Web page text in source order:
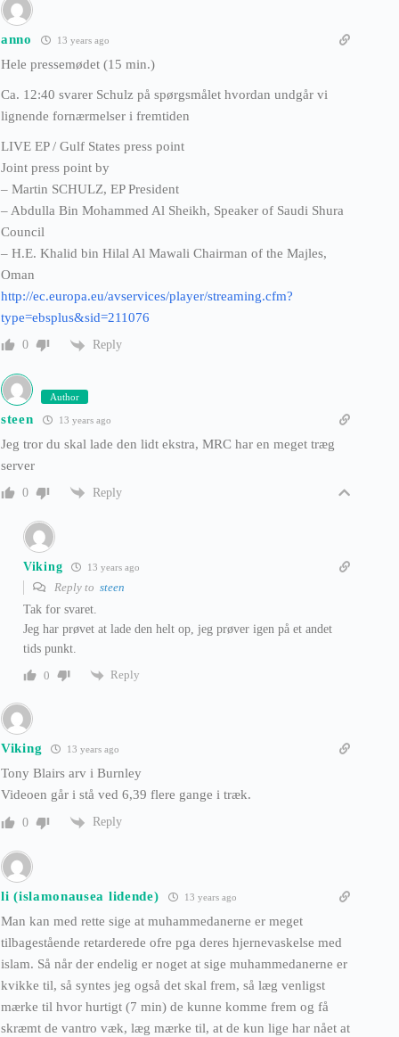
anno 13 years ago
Hele pressemødet (15 min.)
Ca. 12:40 svarer Schulz på spørgsmålet hvordan undgår vi
lignende fornærmelser i fremtiden
LIVE EP / Gulf States press point
Joint press point by
– Martin SCHULZ, EP President
– Abdulla Bin Mohammed Al Sheikh, Speaker of Saudi Shura
Council
– H.E. Khalid bin Hilal Al Mawali Chairman of the Majles,
Oman
http://ec.europa.eu/avservices/player/streaming.cfm?
type=ebsplus&sid=211076
0 Reply
Author
steen 13 years ago
Jeg tror du skal lade den lidt ekstra, MRC har en meget træg
server
0 Reply
Viking 13 years ago
Reply to steen
Tak for svaret.
Jeg har prøvet at lade den helt op, jeg prøver igen på et andet
tids punkt.
0
Reply
Viking 13 years ago
Tony Blairs arv i Burnley
Videoen går i stå ved 6,39 flere gange i træk.
0 Reply
li (islamonausea lidende) 13 years ago
Man kan med rette sige at muhammedanerne er meget
tilbagestående retarderede ofre pga deres hjernevaskelse med
islam. Så når der endelig er noget at sige muhammedanerne er
kvikke til, så syntes jeg også det skal frem, så læg venligst
mærke til hvor hurtigt (7 min) de kunne komme frem og få
skræmt de vantro væk, læg mærke til, at de kun lige har nået at